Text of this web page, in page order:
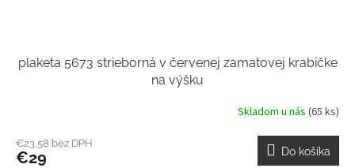
plaketa 5673 strieborná v červenej zamatovej krabičke
na výšku
Skladom u nás (65 ks)
€23,58 bez DPH
€29 Do košíka